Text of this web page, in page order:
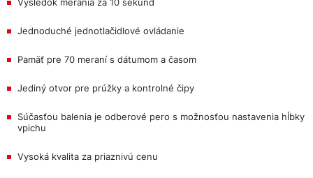
Jednoduché jednotlačidlové ovládanie
Pamäť pre 70 meraní s dátumom a časom
Jediný otvor pre prúžky a kontrolné čipy
Súčasťou balenia je odberové pero s možnosťou nastavenia hĺbky
vpichu
Vysoká kvalita za priaznivú cenu